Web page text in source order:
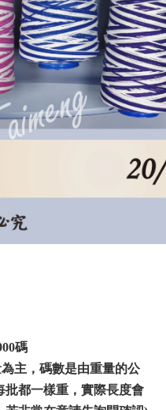
碼
為主，碼數是由重量的公
批都一樣重，實際長度會